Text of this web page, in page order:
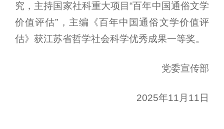
究，主持国家社科重大项目“百年中国通俗文学
价值评估”，主编《百年中国通俗文学价值评
估》获江苏省哲学社会科学优秀成果一等奖。
党委宣传部
2025年11月11日